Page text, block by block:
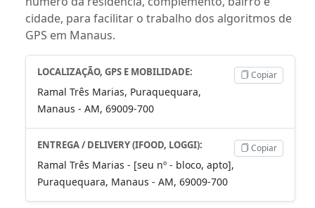
cidade, para facilitar o trabalho dos algoritmos de
GPS em Manaus.
LOCALIZAÇÃO, GPS E MOBILIDADE:
Ramal Três Marias, Puraquequara,
Manaus - AM, 69009-700
Copiar
ENTREGA / DELIVERY (IFOOD, LOGGI):
Ramal Três Marias - [seu nº - bloco, apto],
Puraquequara, Manaus - AM, 69009-700
Copiar